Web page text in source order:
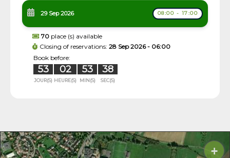
29 Sep 2026 08:00 - 17:00
70 place (s) available
Closing of reservations: 28 Sep 2026 - 06:00
Book before:
53 02 53 37
JOUR(S) HEURE(S) MIN(S) SEC(S)
+